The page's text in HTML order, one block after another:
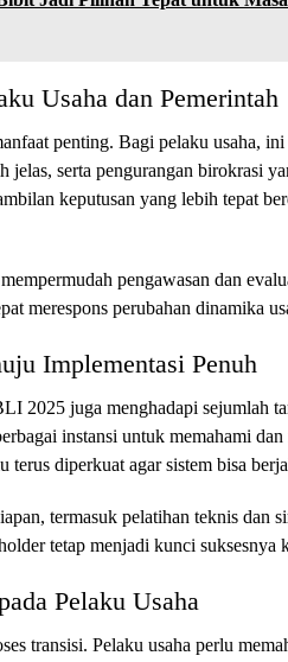
Usaha dan Pemerintah
penting. Bagi pelaku usaha, ini
serta pengurangan birokrasi
keputusan yang lebih tepat
pengawasan dan
merespons perubahan dinamika
Implementasi Penuh
2025 juga menghadapi sejumlah
instansi untuk memahami
diperkuat agar sistem bisa
termasuk pelatihan teknis dan
tetap menjadi kunci suksesnya
Pelaku Usaha
transisi. Pelaku usaha perlu